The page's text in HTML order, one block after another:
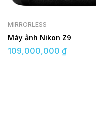
MIRRORLESS
Máy ảnh Nikon Z9
109,000,000 ₫